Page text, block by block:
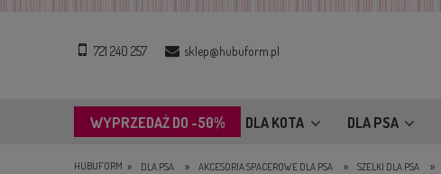
721 240 257 sklep@hubuform.pl
WYPRZEDAŻ DO -50% DLA KOTA DLA PSA
HUBUFORM » DLA PSA » AKCESORIA SPACEROWE DLA PSA » SZELKI DLA PSA »